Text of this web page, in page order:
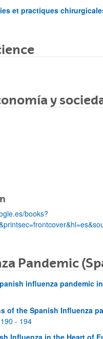
et practiques
y
books?
Pandemic
influenza pandemic
of the Spanish Influenza
190 - 194
Influenza in the Heart of